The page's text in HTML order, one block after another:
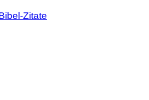
Zitate